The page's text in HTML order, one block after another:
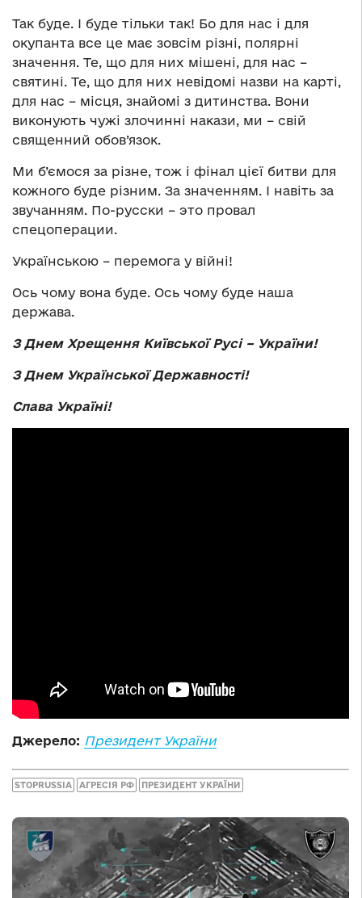
Так буде. І буде тільки так! Бо для нас і для
окупанта все це має зовсім різні, полярні
значення. Те, що для них мішені, для нас –
святині. Те, що для них невідомі назви на карті,
для нас – місця, знайомі з дитинства. Вони
виконують чужі злочинні накази, ми – свій
священний обов’язок.
Ми б’ємося за різне, тож і фінал цієї битви для
кожного буде різним. За значенням. І навіть за
звучанням. По-русски – это провал
спецоперации.
Українською – перемога у війні!
Ось чому вона буде. Ось чому буде наша
держава.
З Днем Хрещення Київської Русі – України!
З Днем Української Державності!
Слава Україні!
Джерело: Президент України
STOPRUSSIA АГРЕСІЯ РФ ПРЕЗИДЕНТ УКРАЇНИ